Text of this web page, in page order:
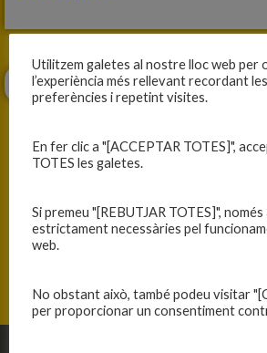
ANTERIOR
TERCERA VICTÒRIA CONSECUTIVA
Utilitzem galetes al nostre lloc web per
l’experiència més rellevant recordant
preferències i repetint visites.
En fer clic a "[ACCEPTAR TOTES]",
TOTES les galetes.
Si premeu "[REBUTJAR TOTES]",
estrictament necessàries pel
web.
No obstant això, també podeu visitar
per proporcionar un consentiment